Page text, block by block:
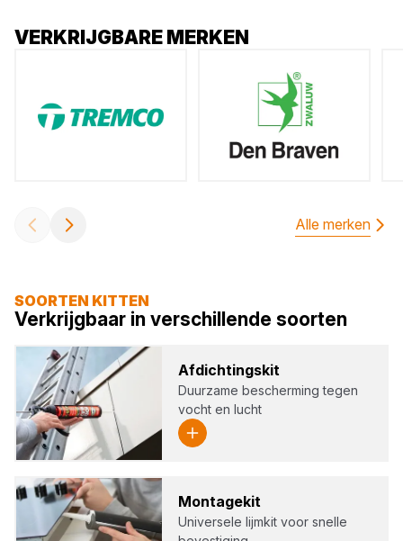
VERKRIJGBARE MERKEN
Alle merken
SOORTEN KITTEN
Verkrijgbaar in verschillende soorten
Afdich­tings­kit
Duurzame bescherming tegen
vocht en lucht
Mon­ta­ge­kit
Universele lijmkit voor snelle